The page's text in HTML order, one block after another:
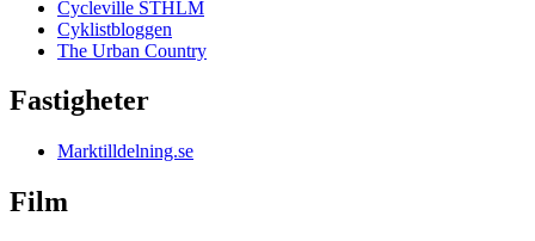
Cycleville STHLM
Cyklistbloggen
The Urban Country
Fastigheter
Marktilldelning.se
Film